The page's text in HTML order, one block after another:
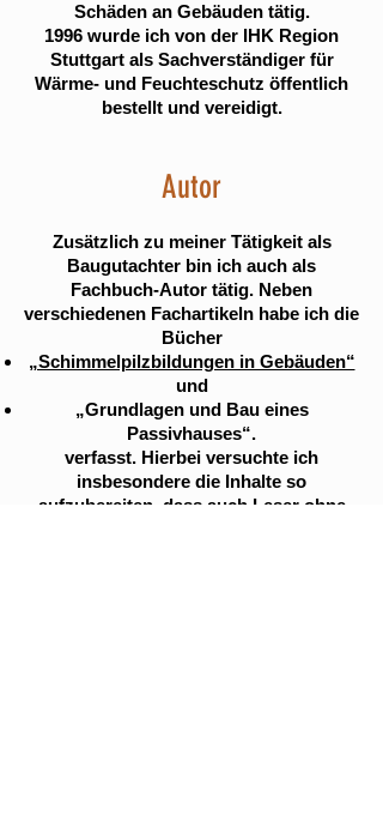
Schäden an Gebäuden tätig.
1996 wurde ich von der IHK Region
Stuttgart als Sachverständiger für
Wärme- und Feuchteschutz öffentlich
bestellt und vereidigt.
Autor
Zusätzlich zu meiner Tätigkeit als
Baugutachter bin ich auch als
Fachbuch-Autor tätig. Neben
verschiedenen Fachartikeln habe ich die
Bücher
„Schimmelpilzbildungen in Gebäuden“
und
„Grundlagen und Bau eines
Passivhauses“.
verfasst. Hierbei versuchte ich
insbesondere die Inhalte so
aufzubereiten, dass auch Leser ohne